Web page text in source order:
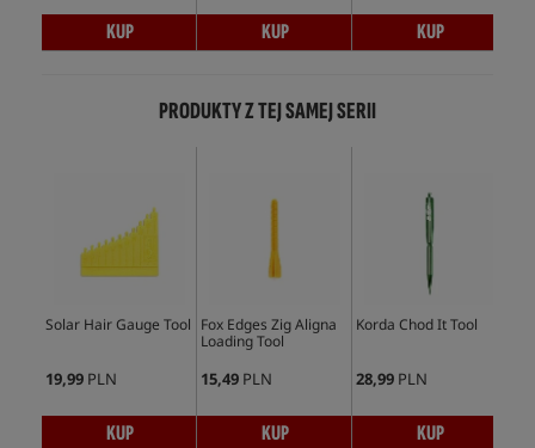
KUP KUP KUP
PRODUKTY Z TEJ SAMEJ SERII
Solar Hair Gauge Tool
19,99 PLN
KUP
Fox Edges Zig Aligna
Loading Tool
15,49 PLN
KUP
Korda Chod It Tool
28,99 PLN
KUP